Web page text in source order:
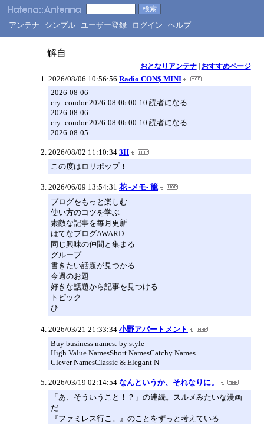
アンテナ シンプル ユーザー登録 ログイン ヘルプ
解自
おとなりアンテナ| おすすめページ
2026/08/06 10:56:56 Radio CON$ MINI
2026-08-06
cry_condor 2026-08-06 00:10 読者になる
2026-08-06
cry_condor 2026-08-06 00:10 読者になる
2026-08-05
2026/08/02 11:10:34 3H
この度はロリポップ！
2026/06/09 13:54:31 花 -メモ- 籠
ブログをもっと楽しむ
使い方のコツを学ぶ
素敵な記事を毎月更新
はてなブログAWARD
同じ興味の仲間と集まる
グループ
書きたい話題が見つかる
今週のお題
好きな話題から記事を見つける
トピック
ひ
2026/03/21 21:33:34 小野アパートメント
Buy business names: by style
High Value NamesShort NamesCatchy Names
Clever NamesClassic & Elegant N
2026/03/19 02:14:54 なんというか、それなりに。
「あ、そういうこと！？」の連続。スルメみたいな漫画
だ……
『ファミレス行こ。』のことをずっと考えている